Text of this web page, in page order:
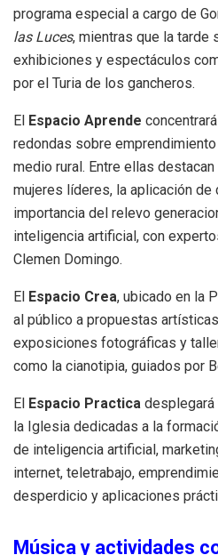
programa especial a cargo de
las Luces, mientras que la tarde
exhibiciones y espectáculos
por el Turia de los gancheros.
El Espacio Aprende
redondas sobre
medio rural. Entre ellas
mujeres líderes, la aplicación de
importancia del relevo
inteligencia artificial, con
Clemen Domingo.
El Espacio Crea, ubicado en la
al público a propuestas
exposiciones fotográficas y
como la cianotipia, guiados por
El Espacio Practica desplegará
la Iglesia dedicadas a la
de inteligencia artificial,
internet, teletrabajo,
desperdicio y aplicaciones
Música y actividades